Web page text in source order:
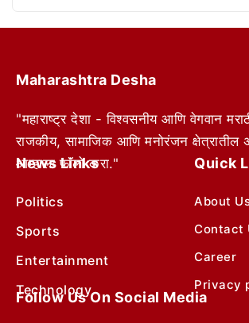
Maharashtra Desha
"महाराष्ट्र देशा - विश्वसनीय आणि वेगवान
राजकीय, सामाजिक आणि मनोरंजन क्षेत्रातील
आम्हाला फॉलो करा."
News Links
Politics
Sports
Entertainment
Technology
Quick
About
Contact
Career
Privacy
Follow Us On Social Media